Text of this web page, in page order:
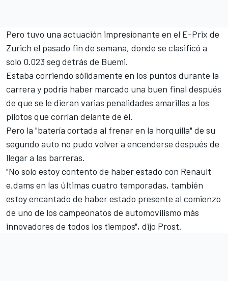
Pero tuvo una actuación impresionante en el E-Prix de
Zurich el pasado fin de semana, donde se clasificó a
solo 0.023 seg detrás de Buemi.
Estaba corriendo sólidamente en los puntos durante la
carrera y podría haber marcado una buen final después
de que se le dieran varias penalidades amarillas a los
pilotos que corrían delante de él.
Pero la "batería cortada al frenar en la horquilla" de su
segundo auto no pudo volver a encenderse después de
llegar a las barreras.
"No solo estoy contento de haber estado con Renault
e.dams en las últimas cuatro temporadas, también
estoy encantado de haber estado presente al comienzo
de uno de los campeonatos de automovilismo más
innovadores de todos los tiempos", dijo Prost.